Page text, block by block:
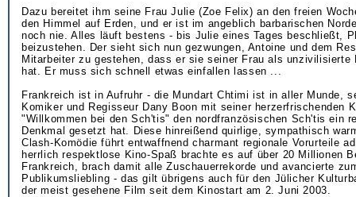
Dazu bereitet ihm seine Frau Julie (Zoe Felix) an den freien
den Himmel auf Erden, und er ist im angeblich barbarischen
noch nie. Alles läuft bestens - bis Julie eines Tages beschließt,
beizustehen. Der sieht sich nun gezwungen, Antoine und dem
Mitarbeiter zu gestehen, dass er sie seiner Frau als unzivilisierte
hat. Er muss sich schnell etwas einfallen lassen ...
Frankreich ist in Aufruhr - die Mundart Chtimi ist in aller Munde,
Komiker und Regisseur Dany Boon mit seiner herzerfrischenden
"Willkommen bei den Sch'tis" den nordfranzösischen Sch'tis ein
Denkmal gesetzt hat. Diese hinreißend quirlige, sympathisch
Clash-Komödie führt entwaffnend charmant regionale Vorurteile
herrlich respektlose Kino-Spaß brachte es auf über 20 Millionen
Frankreich, brach damit alle Zuschauerrekorde und avancierte
Publikumsliebling - das gilt übrigens auch für den Jülicher
der meist gesehene Film seit dem Kinostart am 2. Juni 2003.